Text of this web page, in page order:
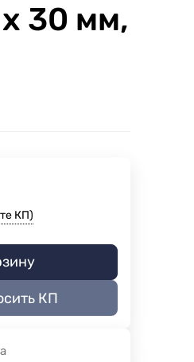
30 мм,
КП)
КП